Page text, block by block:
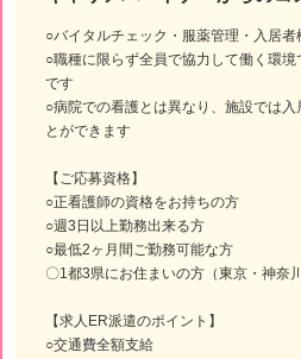
○バイタルチェック・服薬管理・入居
○職種に限らず全員で協力して働く環
です
○病院での看護とは異なり、施設では
とができます
【ご応募資格】
○正看護師の資格をお持ちの方
○週3日以上勤務出来る方
○最低2ヶ月間ご勤務可能な方
〇1都3県にお住まいの方（東京・神奈
【求人ER派遣のポイント】
○交通費全額支給